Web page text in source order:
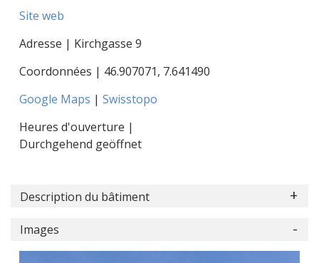
Site web
Adresse | Kirchgasse 9
Coordonnées | 46.907071, 7.641490
Google Maps | Swisstopo
Heures d'ouverture |
Durchgehend geöffnet
Description du bâtiment
Images